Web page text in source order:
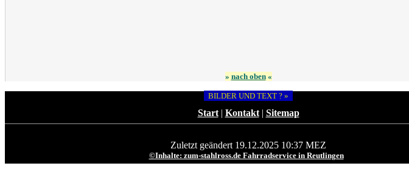
» nach oben«
BILDER UND TEXT ? »
Start| Kontakt| Sitemap
Zuletzt geändert 19.12.2025 10:37 MEZ
©Inhalte: zum-stahlross.de Fahrradservice in Reutlingen